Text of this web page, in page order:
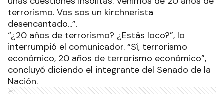
terrorismo. Vos sos un kirchnerista
desencantado...”.
“¿20 años de terrorismo? ¿Estás loco?”, lo
interrumpió el comunicador. “Sí, terrorismo
económico, 20 años de terrorismo económico”,
concluyó diciendo el integrante del Senado de la
Nación.
Ads